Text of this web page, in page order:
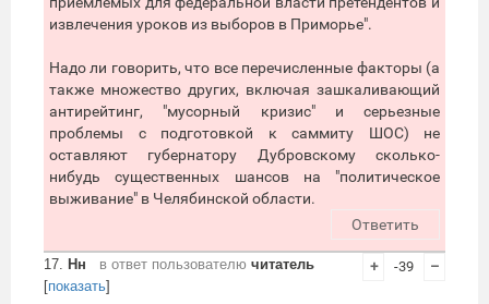
извлечения уроков из выборов в Приморье".
Надо ли говорить, что все перечисленные факторы (а
также множество других, включая зашкаливающий
антирейтинг, "мусорный кризис" и серьезные
проблемы с подготовкой к саммиту ШОС) не
оставляют губернатору Дубровскому сколько-
нибудь существенных шансов на "политическое
выживание" в Челябинской области.
Ответить
17. Нн в ответ пользователю читатель
[показать]
+ -39 –